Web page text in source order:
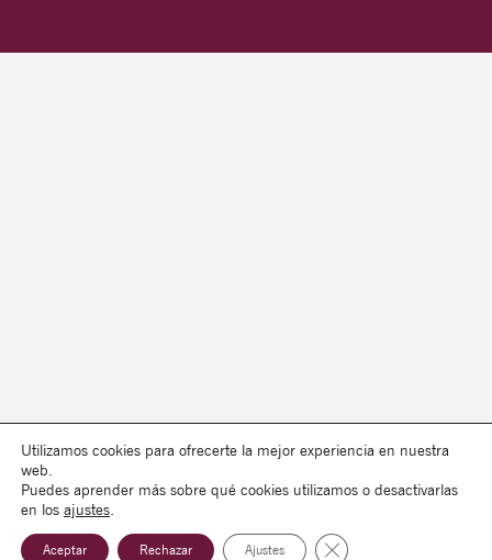
Utilizamos cookies para ofrecerte la mejor experiencia en nuestra
web.
Puedes aprender más sobre qué cookies utilizamos o desactivarlas
en los ajustes
Aceptar Rechazar Ajustes Cerrar el banner de